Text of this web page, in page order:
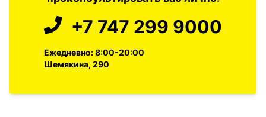
+7 747 299 9000
Ежедневно: 8:00-20:00
Шемякина, 290